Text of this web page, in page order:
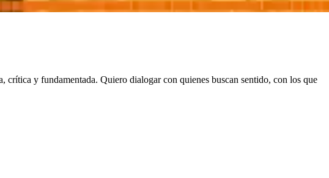
y fundamentada. Quiero dialogar con quienes buscan sentido, con los que